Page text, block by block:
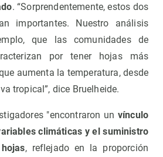
. “Sorprendentemente, estos dos
importantes. Nuestro análisis
que las comunidades de
por tener hojas más
aumenta la temperatura, desde
tropical”, dice Bruelheide.
"encontraron un vínculo
climáticas y el suministro
, reflejado en la proporción